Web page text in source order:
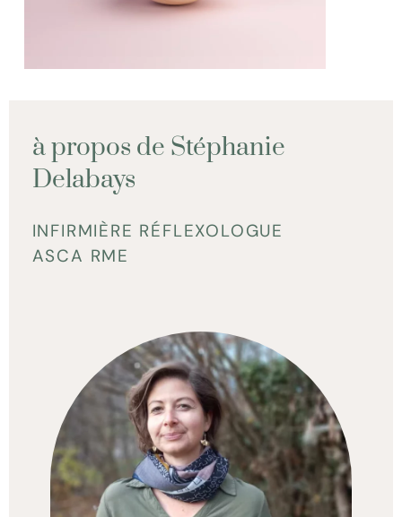
à propos de Stéphanie
Delabays
INFIRMIÈRE RÉFLEXOLOGUE
ASCA RME